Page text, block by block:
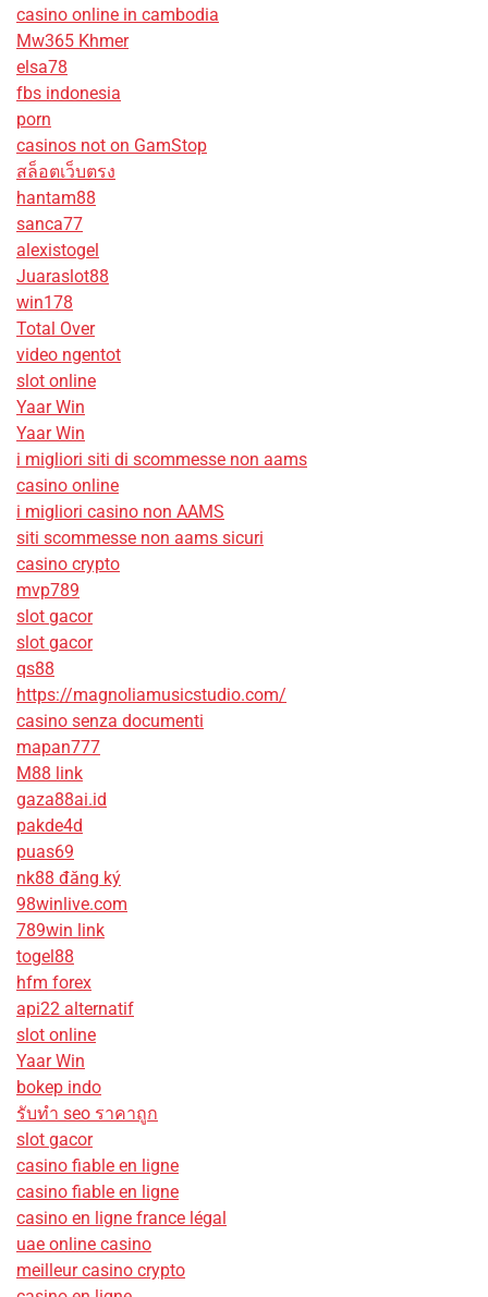
casino online in cambodia
Mw365 Khmer
elsa78
fbs indonesia
porn
casinos not on GamStop
สล็อตเว็บตรง
hantam88
sanca77
alexistogel
Juaraslot88
win178
Total Over
video ngentot
slot online
Yaar Win
Yaar Win
i migliori siti di scommesse non aams
casino online
i migliori casino non AAMS
siti scommesse non aams sicuri
casino crypto
mvp789
slot gacor
slot gacor
qs88
https://magnoliamusicstudio.com/
casino senza documenti
mapan777
M88 link
gaza88ai.id
pakde4d
puas69
nk88 đăng ký
98winlive.com
789win link
togel88
hfm forex
api22 alternatif
slot online
Yaar Win
bokep indo
รับทํา seo ราคาถูก
slot gacor
casino fiable en ligne
casino fiable en ligne
casino en ligne france légal
uae online casino
meilleur casino crypto